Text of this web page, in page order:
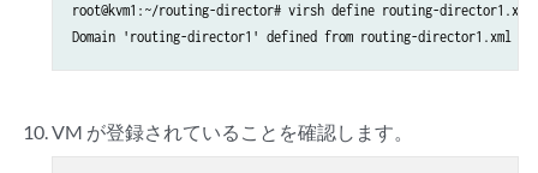
      <target type='isa-serial' port='0'>
        <model name='isa-serial'/>
      </target>
    <console type='pty'>
      <target type='serial' port='0'/>
    <!--
For Ubuntu 22.04 KVM use /usr/bin/qemu-system-x86_64 as
    For RHEL 8.10 KVM use /usr/libexec/qemu-kvm as emulator
  <emulator>/usr/libexec/qemu-kvm</emulator>
root@kvm1:~/routing-director# virsh define routing-director1.xml
VM が登録されていることを確認します。